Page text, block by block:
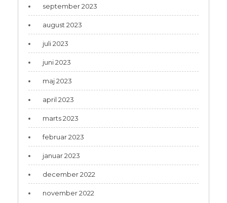
september 2023
august 2023
juli 2023
juni 2023
maj 2023
april 2023
marts 2023
februar 2023
januar 2023
december 2022
november 2022